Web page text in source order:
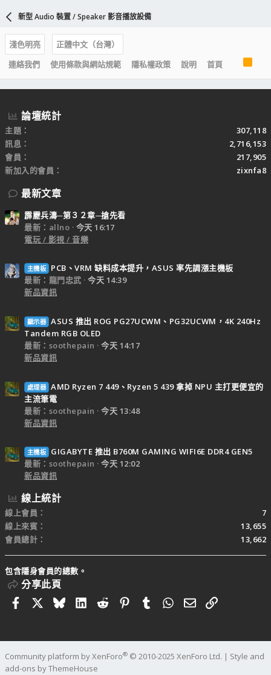
新型 Audio 裝置 / Speaker 影音播放設備
淺色明亮
正體中文（台灣）
連絡我們
使用條款與網站規範 隱私權政策 說明 首頁
S
論壇統計
主題
307,118
訊息
2,716,153
會員
217,905
新加入的會員
zixnfa8
最新文章
霹靂兵濤─第３２章─搶先看
最新：allno
今天 16:17
電玩 / 影視 / 音樂
主機板
PCB、VRM 缺料成本提升，ASUS 率先調漲主機板
最新：龍門忠武
今天 14:39
新品資訊
顯示器 ASUS 推出 ROG PG27UCWM、PG32UCWM，4K 240Hz
Tandem RGB OLED
最新：soothepain
今天 14:17
新品資訊
處理器 AMD Ryzen 7 449、Ryzen 5 439 拿掉 NPU 主打更便宜的
主流筆電
最新：soothepain
今天 13:48
新品資訊
主機板
GIGABYTE 推出 B760M GAMING WIFI6E DDR4 GEN5
最新：soothepain
今天 12:02
新品資訊
線上統計
線上會員
7
線上來賓
13,655
會員總計
13,662
包含隱身會員的總數。
分享此頁
FacebookBlueskyLinkedIn
RedditPinterestTumblrWhatsApp
電子郵件
連結
Community platform by XenForo® © 2010-2025 XenForo Ltd. | Style and
add-ons by ThemeHouse